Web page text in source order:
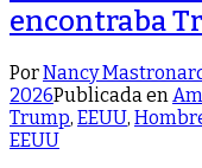
encontraba
PorNancy
2026Publicada en
Trump, EEUU,
EEUU